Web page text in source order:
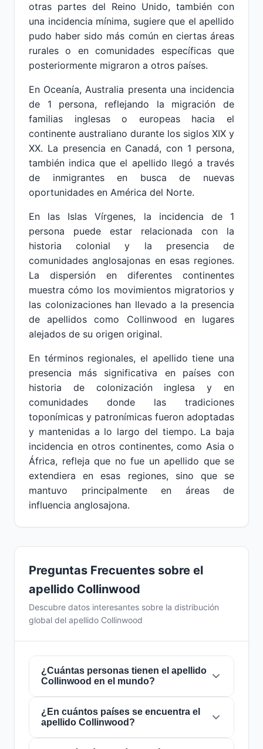
otras partes del Reino Unido, también con
una incidencia mínima, sugiere que el apellido
pudo haber sido más común en ciertas áreas
rurales o en comunidades específicas que
posteriormente migraron a otros países.
En Oceanía, Australia presenta una incidencia
de 1 persona, reflejando la migración de
familias inglesas o europeas hacia el
continente australiano durante los siglos XIX y
XX. La presencia en Canadá, con 1 persona,
también indica que el apellido llegó a través
de inmigrantes en busca de nuevas
oportunidades en América del Norte.
En las Islas Vírgenes, la incidencia de 1
persona puede estar relacionada con la
historia colonial y la presencia de
comunidades anglosajonas en esas regiones.
La dispersión en diferentes continentes
muestra cómo los movimientos migratorios y
las colonizaciones han llevado a la presencia
de apellidos como Collinwood en lugares
alejados de su origen original.
En términos regionales, el apellido tiene una
presencia más significativa en países con
historia de colonización inglesa y en
comunidades donde las tradiciones
toponímicas y patronímicas fueron adoptadas
y mantenidas a lo largo del tiempo. La baja
incidencia en otros continentes, como Asia o
África, refleja que no fue un apellido que se
extendiera en esas regiones, sino que se
mantuvo principalmente en áreas de
influencia anglosajona.
Preguntas Frecuentes sobre el
apellido Collinwood
Descubre datos interesantes sobre la distribución
global del apellido Collinwood
¿Cuántas personas tienen el apellido
Collinwood en el mundo?
Actualmente hay aproximadamente142
personascon el apellido
el mundo. Esto significa que aproximadamente
¿En cuántos países se encuentra el
apellido Collinwood?